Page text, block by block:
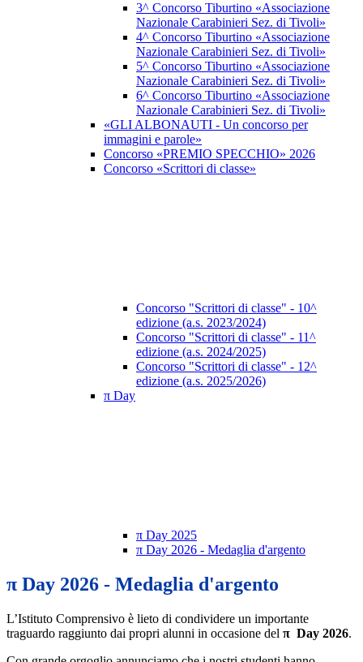
3^ Concorso Tiburtino «Associazione
Nazionale Carabinieri Sez. di Tivoli»
4^ Concorso Tiburtino «Associazione
Nazionale Carabinieri Sez. di Tivoli»
5^ Concorso Tiburtino «Associazione
Nazionale Carabinieri Sez. di Tivoli»
6^ Concorso Tiburtino «Associazione
Nazionale Carabinieri Sez. di Tivoli»
«GLI ALBONAUTI - Un concorso per
immagini e parole»
Concorso «PREMIO SPECCHIO» 2026
Concorso «Scrittori di classe»
Concorso "Scrittori di classe" - 10^
edizione (a.s. 2023/2024)
Concorso "Scrittori di classe" - 11^
edizione (a.s. 2024/2025)
Concorso "Scrittori di classe" - 12^
edizione (a.s. 2025/2026)
π Day
π Day 2025
π Day 2026 - Medaglia d'argento
π Day 2026 - Medaglia d'argento
L’Istituto Comprensivo è lieto di condividere un importante
traguardo raggiunto dai propri alunni in occasione del π Day 2026.